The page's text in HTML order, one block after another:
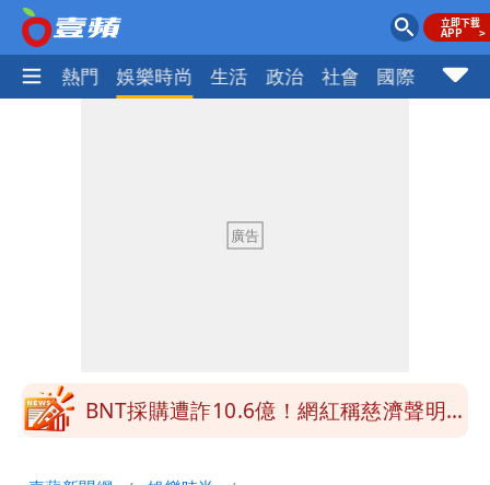
焦點 熱門 娛樂時尚 生活 政治 社會 國際 財經
明金成離世留下雙胞胎 4歲兒與老師一
禮物曝
BNT採購遭詐10.6億！網紅稱慈濟聲明